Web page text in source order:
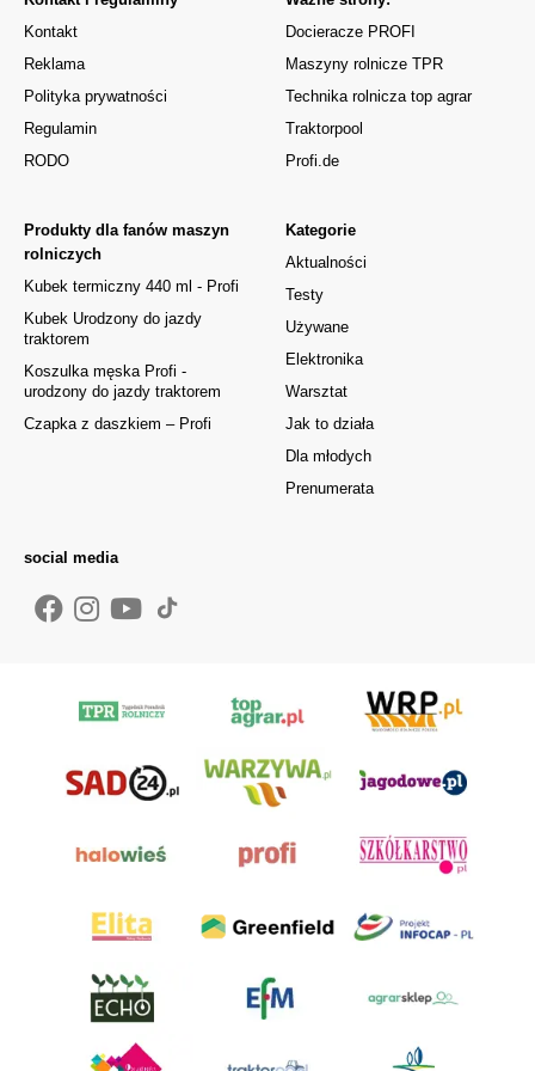
Kontakt
Reklama
Polityka prywatności
Regulamin
RODO
Kategorie
Aktualności
Testy
Używane
Elektronika
Warsztat
Jak to działa
Dla młodych
Prenumerata
Produkty dla fanów maszyn
rolniczych
Kubek termiczny 440 ml - Profi
Kubek Urodzony do jazdy
traktorem
Koszulka męska Profi -
urodzony do jazdy traktorem
Czapka z daszkiem – Profi
Docieracze PROFI
Maszyny rolnicze TPR
Technika rolnicza top agrar
Traktorpool
Profi.de
social media